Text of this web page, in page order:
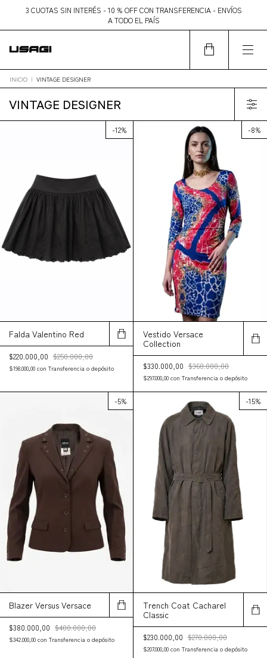
3 CUOTAS SIN INTERÉS - 10 % OFF CON TRANSFERENCIA - ENVÍOS
A TODO EL PAÍS
INICIO | VINTAGE DESIGNER
VINTAGE DESIGNER
-12%
Falda Valentino Red
$220.000,00 $250.000,00
$198.000,00 con Transferencia o depósito
-8%
Vestido Versace
Collection
$330.000,00 $360.000,00
$297.000,00 con Transferencia o depósito
-5%
Blazer Versus Versace
$380.000,00 $400.000,00
$342.000,00 con Transferencia o depósito
-15%
Trench Coat Cacharel
Classic
$230.000,00 $270.000,00
$207.000,00 con Transferencia o depósito